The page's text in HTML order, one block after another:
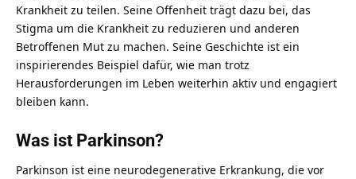
Krankheit zu teilen. Seine Offenheit trägt dazu bei, das
Stigma um die Krankheit zu reduzieren und anderen
Betroffenen Mut zu machen. Seine Geschichte ist ein
inspirierendes Beispiel dafür, wie man trotz
Herausforderungen im Leben weiterhin aktiv und engagiert
bleiben kann.
Was ist Parkinson?
Parkinson ist eine neurodegenerative Erkrankung, die vor